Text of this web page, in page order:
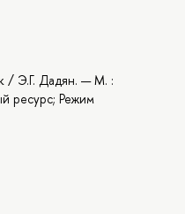
/ Э.Г. Дадян. — М. :
ресурс; Режим